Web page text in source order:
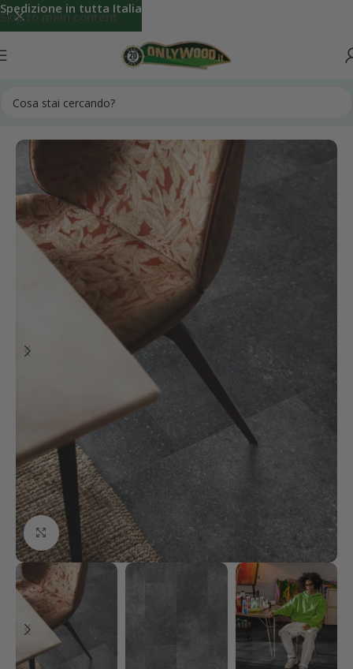
Skip to main content
Click to enlarge
Spedizione in tutta Italia